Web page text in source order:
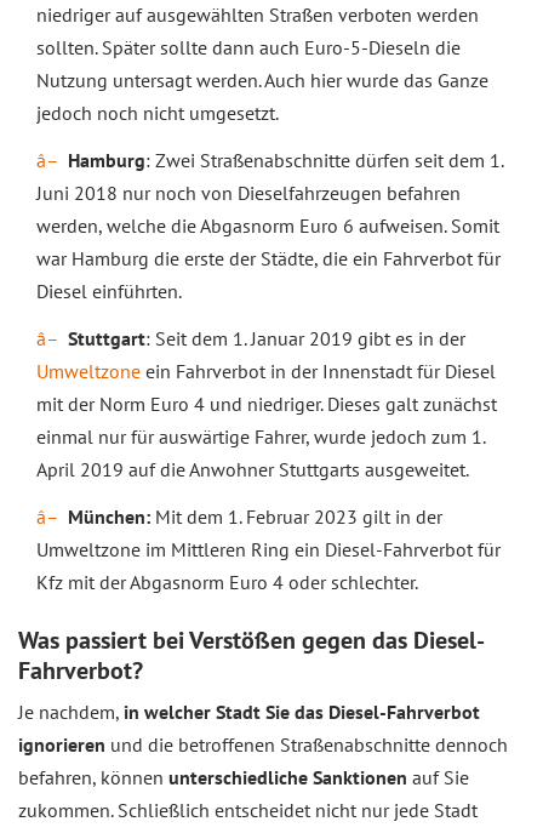
niedriger auf ausgewählten Straßen verboten werden
sollten. Später sollte dann auch Euro-5-Dieseln die
Nutzung untersagt werden. Auch hier wurde das Ganze
jedoch noch nicht umgesetzt.
Hamburg: Zwei Straßenabschnitte dürfen seit dem 1.
Juni 2018 nur noch von Dieselfahrzeugen befahren
werden, welche die Abgasnorm Euro 6 aufweisen. Somit
war Hamburg die erste der Städte, die ein Fahrverbot für
Diesel einführten.
Stuttgart: Seit dem 1. Januar 2019 gibt es in der
Umweltzone ein Fahrverbot in der Innenstadt für Diesel
mit der Norm Euro 4 und niedriger. Dieses galt zunächst
einmal nur für auswärtige Fahrer, wurde jedoch zum 1.
April 2019 auf die Anwohner Stuttgarts ausgeweitet.
München: Mit dem 1. Februar 2023 gilt in der
Umweltzone im Mittleren Ring ein Diesel-Fahrverbot für
Kfz mit der Abgasnorm Euro 4 oder schlechter.
Was passiert bei Verstößen gegen das Diesel-
Fahrverbot?
Je nachdem, in welcher Stadt Sie das Diesel-Fahrverbot
ignorieren und die betroffenen Straßenabschnitte dennoch
befahren, können unterschiedliche Sanktionen auf Sie
zukommen. Schließlich entscheidet nicht nur jede Stadt